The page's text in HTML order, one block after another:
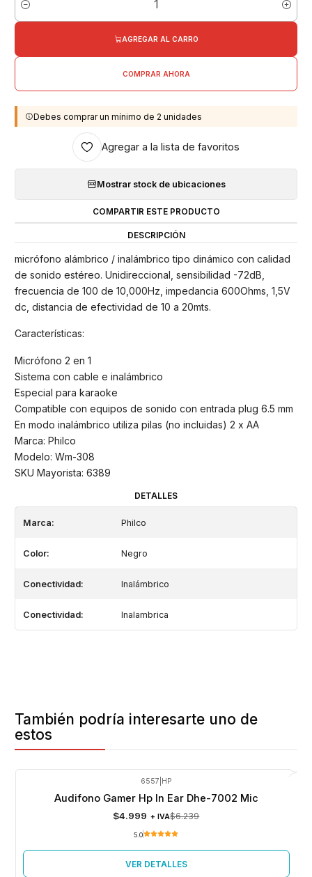
Cantidad
AGREGAR AL CARRO
COMPRAR AHORA
Debes comprar un mínimo de 2 unidades
Agregar a la lista de favoritos
Mostrar stock de ubicaciones
COMPARTIR ESTE PRODUCTO
DESCRIPCIÓN
micrófono alámbrico / inalámbrico tipo dinámico con calidad
de sonido estéreo. Unidireccional, sensibilidad -72dB,
frecuencia de 100 de 10,000Hz, impedancia 600Ohms, 1,5V
dc, distancia de efectividad de 10 a 20mts.
Características:
Micrófono 2 en 1
Sistema con cable e inalámbrico
Especial para karaoke
Compatible con equipos de sonido con entrada plug 6.5 mm
En modo inalámbrico utiliza pilas (no incluidas) 2 x AA
Marca: Philco
Modelo: Wm-308
SKU Mayorista: 6389
DETALLES
Marca: Philco
Color: Negro
Conectividad: Inalámbrico
Conectividad: Inalambrica
También podría interesarte uno de
estos
6557 HP
Audifono Gamer Hp In Ear Dhe-7002 Mic
$4.999 + IVA$6.239
5.0
VER DETALLES